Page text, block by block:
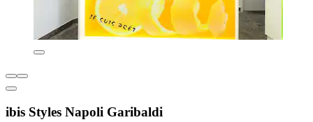
ibis Styles Napoli Garibaldi